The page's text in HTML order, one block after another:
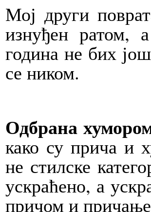
Мој други
изнуђен ратом,
година не бих
се ником.
Одбрана
како су прича и
не стилске
ускраћено, а
причом и